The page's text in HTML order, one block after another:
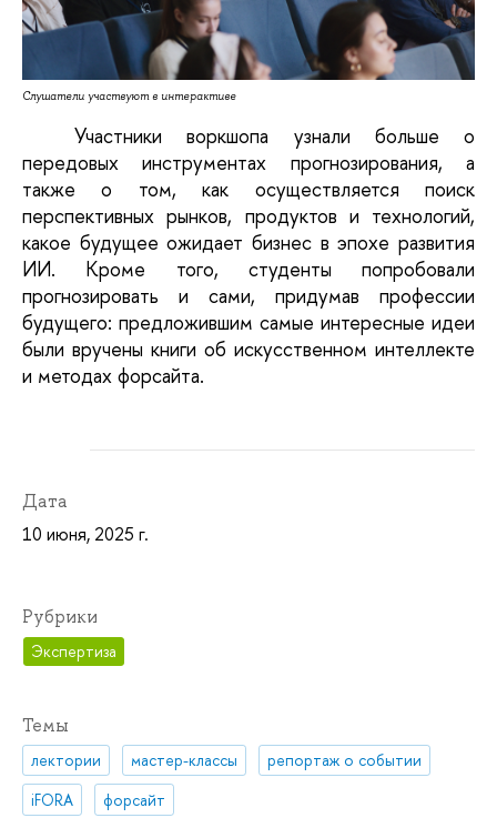
Слушатели участвуют в интерактиве
Участники воркшопа узнали больше о
передовых инструментах прогнозирования, а
также о том, как осуществляется поиск
перспективных рынков, продуктов и технологий,
какое будущее ожидает бизнес в эпохе развития
ИИ. Кроме того, студенты попробовали
прогнозировать и сами, придумав профессии
будущего: предложившим самые интересные идеи
были вручены книги об искусственном интеллекте
и методах форсайта.
Дата
10 июня, 2025 г.
Рубрики
Экспертиза
Темы
лектории мастер-классы
репортаж о событии
iFORA
форсайт